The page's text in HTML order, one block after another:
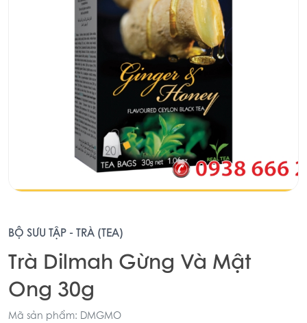
BỘ SƯU TẬP - TRÀ (TEA)
Trà Dilmah Gừng Và Mật
Ong 30g
Mã sản phẩm: DMGMO